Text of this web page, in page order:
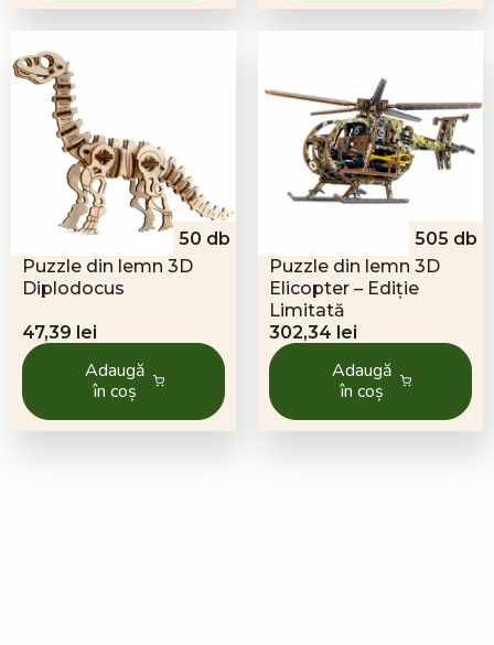
50 db
Puzzle din lemn 3D
Diplodocus
47,39 lei
Adaugă
în coș
505 db
Puzzle din lemn 3D
Elicopter – Ediție
Limitată
302,34 lei
Adaugă
în coș